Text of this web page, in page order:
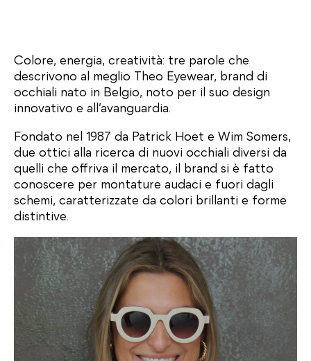
Colore, energia, creatività: tre parole che
descrivono al meglio Theo Eyewear, brand di
occhiali nato in Belgio, noto per il suo design
innovativo e all’avanguardia.
Fondato nel 1987 da Patrick Hoet e Wim Somers,
due ottici alla ricerca di nuovi occhiali diversi da
quelli che offriva il mercato, il brand si è fatto
conoscere per montature audaci e fuori dagli
schemi, caratterizzate da colori brillanti e forme
distintive.